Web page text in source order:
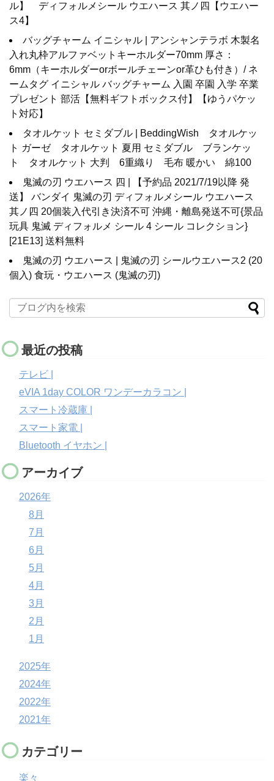
ル】 ディフォルメシール ウエハース 其ノ四【ウエハー
ス4】
バッグチャーム イニシャル | アンシャンテラボ 木製名
入れ丸枠アルファベットキーホルダー70mm 厚さ：
6mm（キーホルダーorボールチェーンor革ひも付き）/ ネ
ームタグ イニシャル バッグチャーム 入園 卒園 入学 卒業
プレゼント 部活【無料ギフトボックス付】【ゆうパケッ
ト対応】
タオルケット セミダブル | BeddingWish タオルケッ
ト ガーゼ タオルケット 夏用 セミダブル ブランケッ
ト タオルケット 大判 6重織り 毛布 暖かい 綿100
鬼滅の刃 ウエハース 四 | 【予約品 2021/7/19以降 発
送】 バンダイ 鬼滅の刃 ディフォルメシール ウエハース
其ノ四 20個装入代引き決済不可 沖縄・離島発送不可{景品
玩具 鬼滅 ディフォルメ シール 4 シール コレクション}
[21E13] 送料無料
鬼滅の刃 ウエハース | 鬼滅の刃 シールウエハース2 (20
個入) 食玩・ウエハース (鬼滅の刃)
最近の投稿
テレビ |
eVIA 1day COLOR ワンデーカラコン |
スマート冷蔵庫 |
スマート家電 |
Bluetooth イヤホン |
アーカイブ
2026年
8月
7月
6月
5月
4月
3月
2月
1月
2025年
2024年
2022年
2021年
カテゴリー
楽々